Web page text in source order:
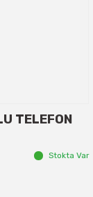
TELEFON
Stokta Var